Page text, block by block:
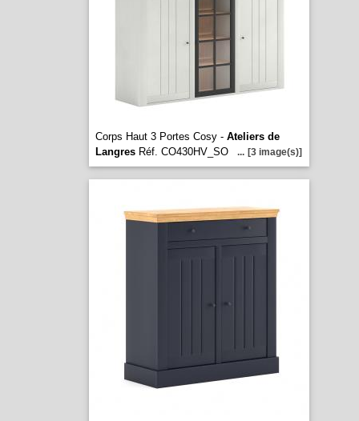
Corps Haut 3 Portes Cosy - Ateliers de
LangresRéf. CO430HV_SO ... [3 image(s)]